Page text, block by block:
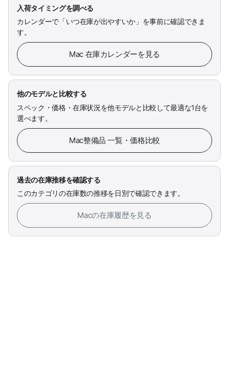
入荷タイミングを調べる
カレンダーで「いつ在庫が出やすいか」を事前に確認できま
す。
Mac 在庫カレンダーを見る
他のモデルと比較する
スペック・価格・在庫状況を他モデルと比較して最適な1台を
選べます。
Mac整備品 一覧・価格比較
過去の在庫推移を確認する
このカテゴリの在庫数の推移を日別で確認できます。
Macの在庫履歴を見る